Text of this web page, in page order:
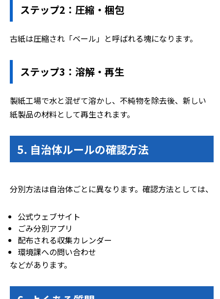
ステップ2：圧縮・梱包
古紙は圧縮され「ベール」と呼ばれる塊になります。
ステップ3：溶解・再生
製紙工場で水と混ぜて溶かし、不純物を除去後、新しい
紙製品の材料として再生されます。
5. 自治体ルールの確認方法
分別方法は自治体ごとに異なります。確認方法としては、
公式ウェブサイト
ごみ分別アプリ
配布される収集カレンダー
環境課への問い合わせ
などがあります。